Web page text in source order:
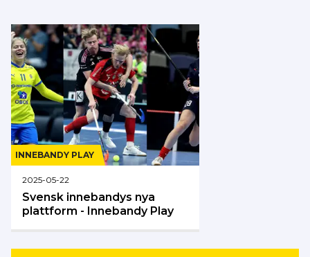
INNEBANDY PLAY
2025-05-22
Svensk innebandys nya
plattform - Innebandy Play